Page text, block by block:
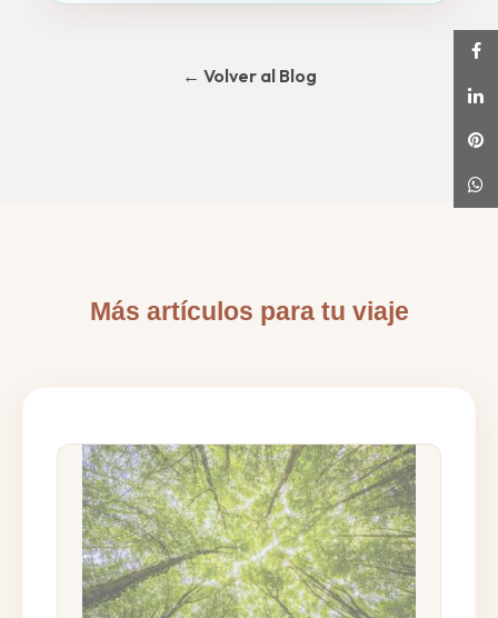
← Volver al Blog
Más artículos para tu viaje